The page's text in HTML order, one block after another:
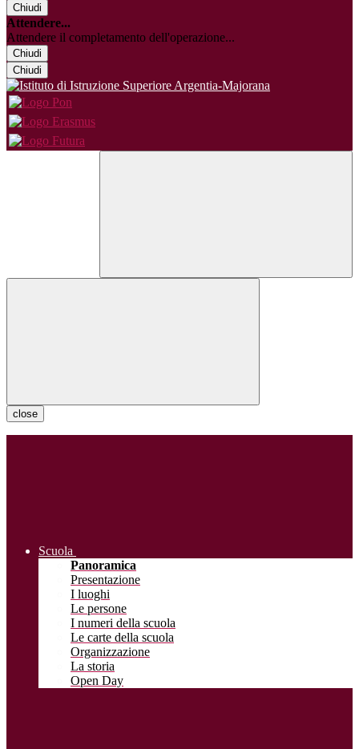
Chiudi
Attendere...
Attendere il completamento dell'operazione...
Chiudi
Chiudi
close
Scuola
Panoramica
Presentazione
I luoghi
Le persone
I numeri della scuola
Le carte della scuola
Organizzazione
La storia
Open Day